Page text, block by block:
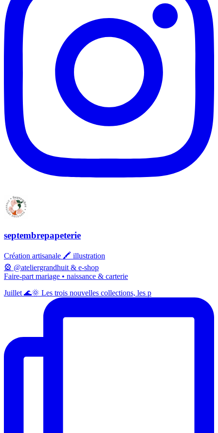
septembrepapeterie
Création artisanale 🖍️ illustration
🎡 @ateliergrandhuit & e-shop
Faire-part mariage • naissance & carterie
Juillet 🌊🌞 Les trois nouvelles collections, les p